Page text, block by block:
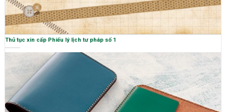
Thủ tục xin cấp Phiếu lý lịch tư pháp số 1